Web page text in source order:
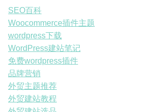
SEO百科
Woocommerce插件主题
wordpress下载
WordPress建站笔记
免费wordpress插件
品牌营销
外贸主题推荐
外贸建站教程